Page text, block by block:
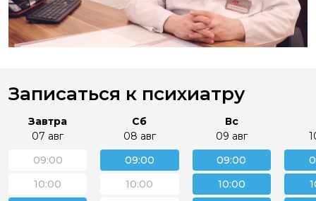
Записаться к психиатру
Завтра
07 авг
09:00
10:00
Сб
08 авг
09:00
10:00
Вс
09 авг
09:00
10:00